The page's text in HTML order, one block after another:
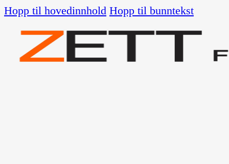
Hopp til hovedinnhold Hopp til bunntekst